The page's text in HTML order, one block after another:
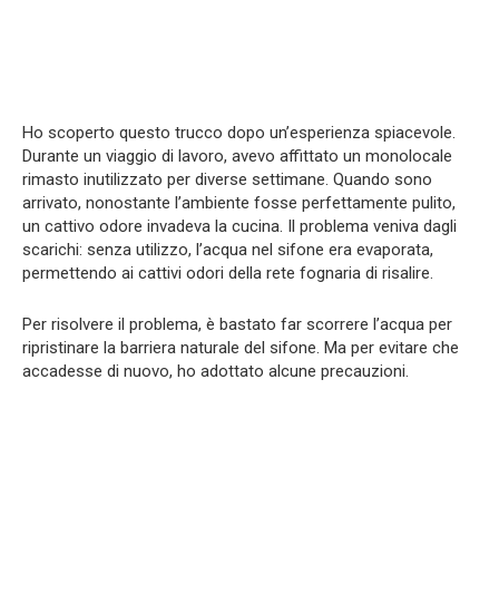
Ho scoperto questo trucco dopo un’esperienza spiacevole.
Durante un viaggio di lavoro, avevo affittato un monolocale
rimasto inutilizzato per diverse settimane. Quando sono
arrivato, nonostante l’ambiente fosse perfettamente pulito,
un cattivo odore invadeva la cucina. Il problema veniva dagli
scarichi: senza utilizzo, l’acqua nel sifone era evaporata,
permettendo ai cattivi odori della rete fognaria di risalire.
Per risolvere il problema, è bastato far scorrere l’acqua per
ripristinare la barriera naturale del sifone. Ma per evitare che
accadesse di nuovo, ho adottato alcune precauzioni.